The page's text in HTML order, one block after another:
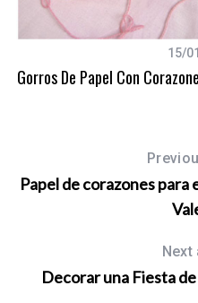
15/
Gorros De Papel Con
Papel de corazones para
Decorar una Fiesta